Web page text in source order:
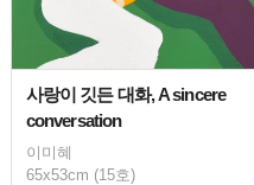
사랑이 깃든 대화, A sincere
conversation
이미혜
65x53cm (15호)